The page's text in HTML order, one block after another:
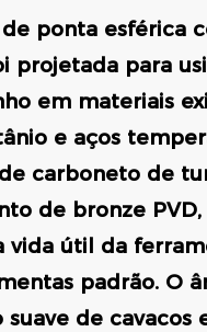
de ponta esférica
projetada para
em materiais
e aços
carboneto de
de bronze
vida útil da
padrão. O
suave de